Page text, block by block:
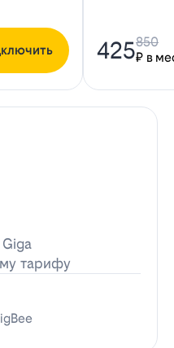
425₽ в
850
тарифу